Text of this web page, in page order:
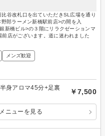
谷改札口を出ていただきSL広場を通り
郎ラーメン新橋駅前店>の間を入
新橋ビル>の３階にリラクゼーションマ
店がございます。道に迷われました
メンズ歓迎
身アロマ45分+足裏
￥7,500
ニューを見る